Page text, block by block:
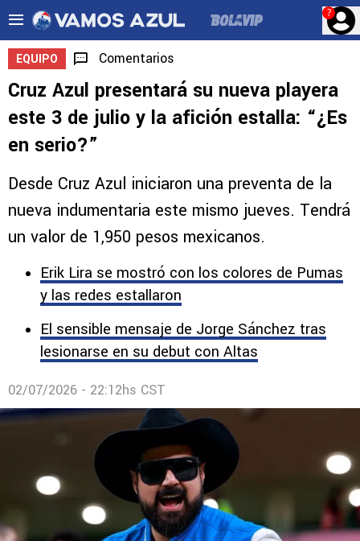
?
EQUIPO Comentarios
Cruz Azul presentará su nueva playera
este 3 de julio y la afición estalla: “¿Es
en serio?”
Desde Cruz Azul iniciaron una preventa de la
nueva indumentaria este mismo jueves. Tendrá
un valor de 1,950 pesos mexicanos.
Erik Lira se mostró con los colores de Pumas
y las redes estallaron
El sensible mensaje de Jorge Sánchez tras
lesionarse en su debut con Altas
02/07/2026 - 22:12hs CST